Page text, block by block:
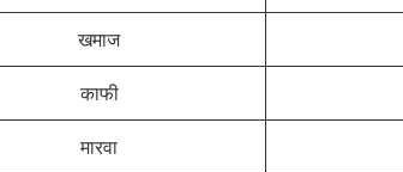
खमाज
काफी
मारवा